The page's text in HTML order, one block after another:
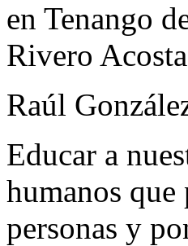
en Tenango
Rivero
Raúl
Educar a
humanos
personas y